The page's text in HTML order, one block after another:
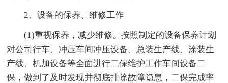
2、设备的保养、维修工作
(1)重视保养，减少维修。按照制定的设备保养计划
对公司行车、冲压车间冲压设备、总装生产线、涂装生
产线、机加设备等全面进行二保维护工作车间设备二
保，做到了及时发现并彻底排除故障隐患，二保完成率